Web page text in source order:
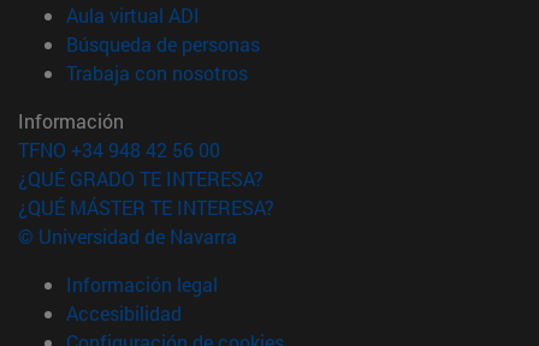
Aula virtual ADI
Búsqueda de personas(abre en nueva ventana)
Trabaja con nosotros(abre en nueva ventana)
Información
TFNO +34 948 42 56 00
¿QUÉ GRADO TE INTERESA?
¿QUÉ MÁSTER TE INTERESA?
© Universidad de Navarra
Información legal
Accesibilidad